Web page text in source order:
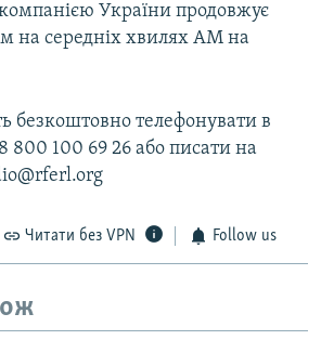
України продовжує
на середніх хвилях АМ на
телефонувати в
800 100 69 26 або писати на
Читати без VPN Follow us